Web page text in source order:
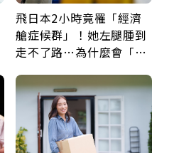
飛日本2小時竟罹「經濟
艙症候群」！她左腿腫到
走不了路…為什麼會「靜
注意